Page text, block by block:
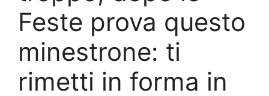
Feste prova questo
minestrone: ti
rimetti in forma in